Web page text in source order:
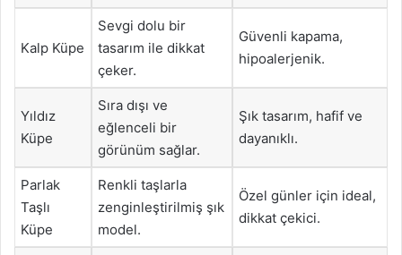
Kalp Küpe
Sevgi dolu bir
tasarım ile dikkat
çeker.
Güvenli kapama,
hipoalerjenik.
Yıldız
Küpe
Sıra dışı ve
eğlenceli bir
görünüm sağlar.
Şık tasarım, hafif ve
dayanıklı.
Parlak
Taşlı
Küpe
Renkli taşlarla
zenginleştirilmiş şık
model.
Özel günler için ideal,
dikkat çekici.